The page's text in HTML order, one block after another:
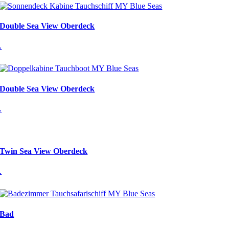
Double Sea View Oberdeck
.
Double Sea View Oberdeck
.
Twin Sea View Oberdeck
.
Bad